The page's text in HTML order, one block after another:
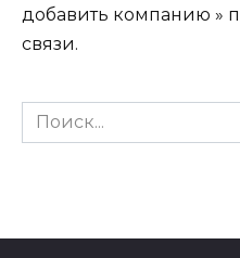
добавить компанию »
связи.
Search
for: